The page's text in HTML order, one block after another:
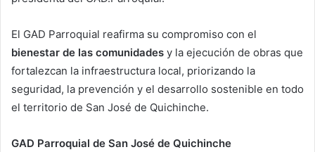
El GAD Parroquial reafirma su compromiso con el
bienestar de las comunidades y la ejecución de obras que
fortalezcan la infraestructura local, priorizando la
seguridad, la prevención y el desarrollo sostenible en todo
el territorio de San José de Quichinche.
GAD Parroquial de San José de Quichinche